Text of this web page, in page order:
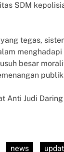
SDM
tegas,
besar
Anti Judi Daring
news